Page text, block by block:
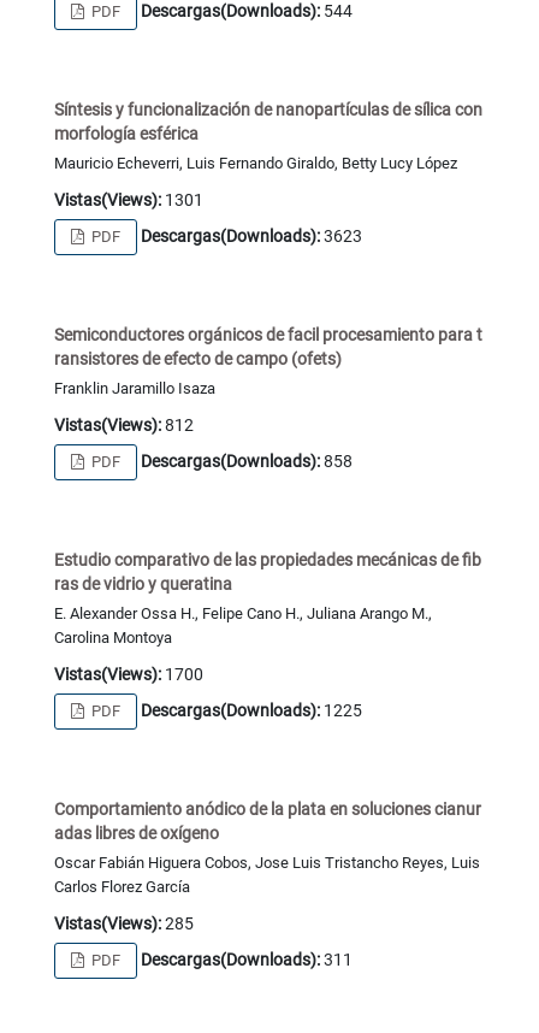
PDF Descargas(Downloads): 544
Síntesis y funcionalización de nanopartículas de sílica con
morfología esférica
Mauricio Echeverri, Luis Fernando Giraldo, Betty Lucy López
Vistas(Views):1301
PDF Descargas(Downloads):3623
Semiconductores orgánicos de facil procesamiento para t
ransistores de efecto de campo (ofets)
Franklin Jaramillo Isaza
Vistas(Views):812
PDF Descargas(Downloads):858
Estudio comparativo de las propiedades mecánicas de fib
ras de vidrio y queratina
E. Alexander Ossa H., Felipe Cano H., Juliana Arango M.,
Carolina Montoya
Vistas(Views):1700
PDF Descargas(Downloads): 1225
Comportamiento anódico de la plata en soluciones cianur
adas libres de oxígeno
Oscar Fabián Higuera Cobos, Jose Luis Tristancho Reyes, Luis
Carlos Florez García
Vistas(Views):285
PDF Descargas(Downloads):311